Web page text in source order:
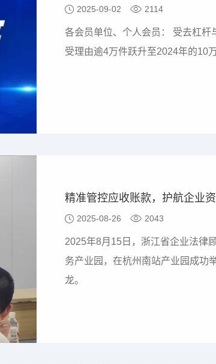
2025-09-02 2114
各会员单位、个人会员： 受去杠
受理由逾4万件跃升至2024年的10万
2025-08-26 2043
2025年8月15日，浙江省企业法律
务产业园，在杭州南站产业园成功
龙。